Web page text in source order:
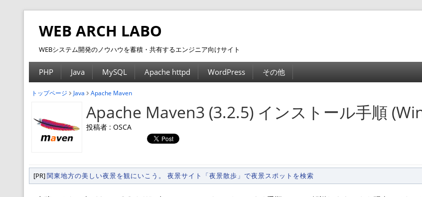
WEB ARCH LABO
WEBシステム開発のノウハウを蓄積・共有するエンジニア向けサイト
PHP Java MySQL Apache httpd WordPress その他
トップページ Java Apache Maven
Apache Maven3 (3.2.5) インストール手順
投稿者 : OSCA
[PR]関東地方の美しい夜景を観にいこう。 夜景サイト「夜景散歩」で夜景スポットを検索